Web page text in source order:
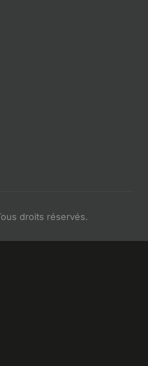
droits réservés.